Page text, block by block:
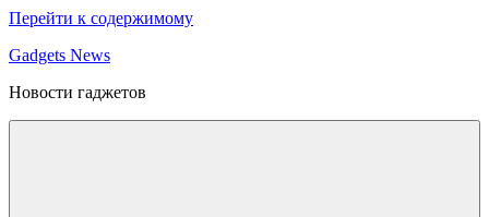
Перейти к содержимому
Gadgets News
Новости гаджетов